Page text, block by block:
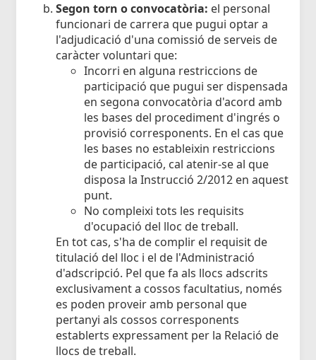
Segon torn o convocatòria: el personal
funcionari de carrera que pugui optar a
l'adjudicació d'una comissió de serveis de
caràcter voluntari que:
Incorri en alguna restriccions de
participació que pugui ser dispensada
en segona convocatòria d'acord amb
les bases del procediment d'ingrés o
provisió corresponents. En el cas que
les bases no estableixin restriccions
de participació, cal atenir-se al que
disposa la Instrucció 2/2012 en aquest
punt.
No compleixi tots les requisits
d'ocupació del lloc de treball.
En tot cas, s'ha de complir el requisit de
titulació del lloc i el de l'Administració
d'adscripció. Pel que fa als llocs adscrits
exclusivament a cossos facultatius, només
es poden proveir amb personal que
pertanyi als cossos corresponents
establerts expressament per la Relació de
llocs de treball.